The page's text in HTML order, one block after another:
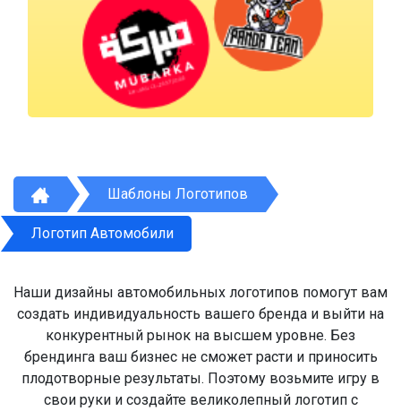
Шаблоны Логотипов
Логотип Автомобили
Наши дизайны автомобильных логотипов помогут вам
создать индивидуальность вашего бренда и выйти на
конкурентный рынок на высшем уровне. Без
брендинга ваш бизнес не сможет расти и приносить
плодотворные результаты. Поэтому возьмите игру в
свои руки и создайте великолепный логотип с